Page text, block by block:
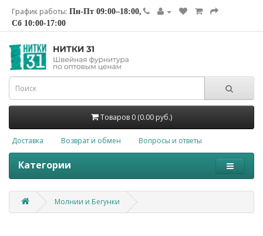
График работы: Пн-Пт 09:00–18:00,
Сб 10:00-17:00
Товаров 0 (0.00 руб.)
Доставка Возврат и обмен Вопросы и ответы
Категории
Молнии и Бегунки